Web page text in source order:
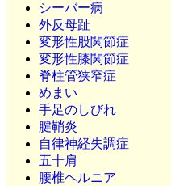
シーバー病
外反母趾
変形性股関節症
変形性膝関節症
脊柱管狭窄症
めまい
手足のしびれ
腱鞘炎
自律神経失調症
五十肩
腰椎ヘルニア